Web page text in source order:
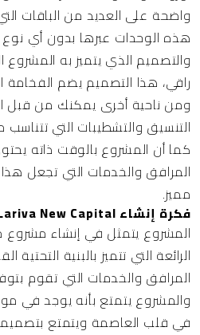
واضحة على العديد من الباقات
هذه الوحدات عبرها بدون أي
والتصميم الذي يتميز به
راقي، هذا التصميم يضم الفخامة
ومن ناحية أخرى يمكنك من قبل
التنسيق والتشطيبات التي
كما أن المشروع بالوقت ذاته
المرافق والخدمات التي تجعل
مميز.
فكرة إنشاء Compound Lariva New Capital
المشروع يتمثل في إنشاء
الرائعة التي تتميز بالبنية
المرافق والخدمات التي تقوم
والمشروع يتمتع بأنه يوجد في
في قلب العاصمة ويتمتع